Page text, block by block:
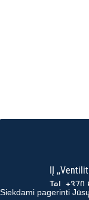
IĮ
Tel. +370
Siekdami pagerinti